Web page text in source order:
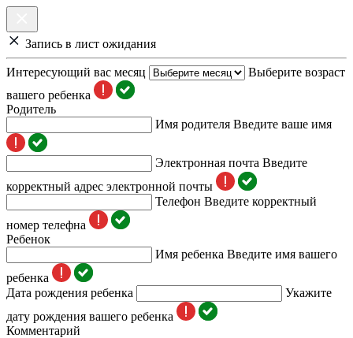
Запись в лист ожидания
Интересующий вас месяц
Выберите возраст
вашего ребенка
Родитель
Имя родителя Введите ваше имя
Электронная почта Введите
корректный адрес электронной почты
Телефон Введите корректный
номер телефна
Ребенок
Имя ребенка Введите имя вашего
ребенка
Дата рождения ребенка
Укажите
дату рождения вашего ребенка
Комментарий